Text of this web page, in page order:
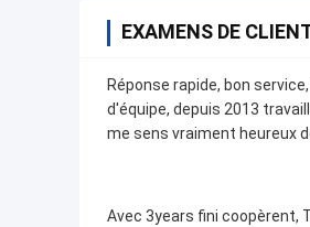
EXAMENS DE
Réponse rapide, bon
d'équipe, depuis 2013
me sens vraiment heureux
Avec 3years fini coopèrent,